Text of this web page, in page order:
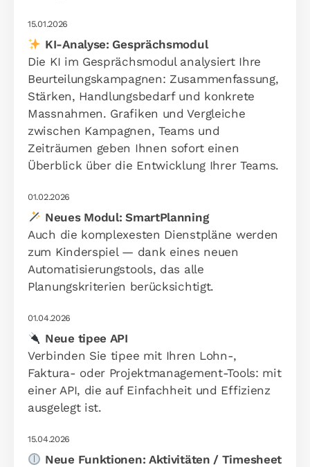
15.01.2026
KI-Analyse: Gesprächsmodul
Die KI im Gesprächsmodul analysiert Ihre
Beurteilungskampagnen: Zusammenfassung,
Stärken, Handlungsbedarf und konkrete
Massnahmen. Grafiken und Vergleiche
zwischen Kampagnen, Teams und
Zeiträumen geben Ihnen sofort einen
Überblick über die Entwicklung Ihrer Teams.
01.02.2026
Neues Modul: SmartPlanning
Auch die komplexesten Dienstpläne werden
zum Kinderspiel — dank eines neuen
Automatisierungstools, das alle
Planungskriterien berücksichtigt.
01.04.2026
Neue tipee API
Verbinden Sie tipee mit Ihren Lohn-,
Faktura- oder Projektmanagement-Tools: mit
einer API, die auf Einfachheit und Effizienz
ausgelegt ist.
15.04.2026
Neue Funktionen: Aktivitäten / Timesheet